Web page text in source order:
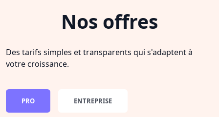
Nos offres
Des tarifs simples et transparents qui s'adaptent à
votre croissance.
PRO ENTREPRISE